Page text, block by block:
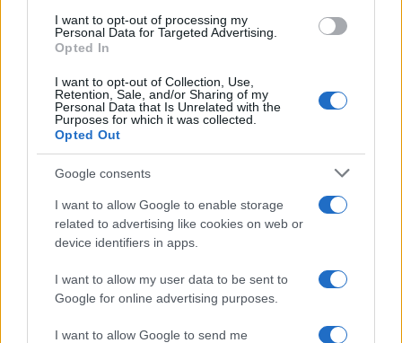
I want to opt-out of processing my
Personal Data for Targeted Advertising.
Opted In
I want to opt-out of Collection, Use,
Retention, Sale, and/or Sharing of my
Personal Data that Is Unrelated with the
Purposes for which it was collected.
Opted Out
Google consents
I want to allow Google to enable storage
related to advertising like cookies on web or
device identifiers in apps.
I want to allow my user data to be sent to
Google for online advertising purposes.
I want to allow Google to send me
F
a
ce
b
o
o
k
T
w
it
te
r
Pi
n
te
re
st
W
h
at
s
A
p
p
S
h
a
re
Articolo precedente
Prossimo articolo
NOTIZIE RECENTI
Le previsioni meteo per il weekend a Olbia e in
Michelle Hunziker in Gallura, bella anche dal
vivo: un amico vip svela come fa